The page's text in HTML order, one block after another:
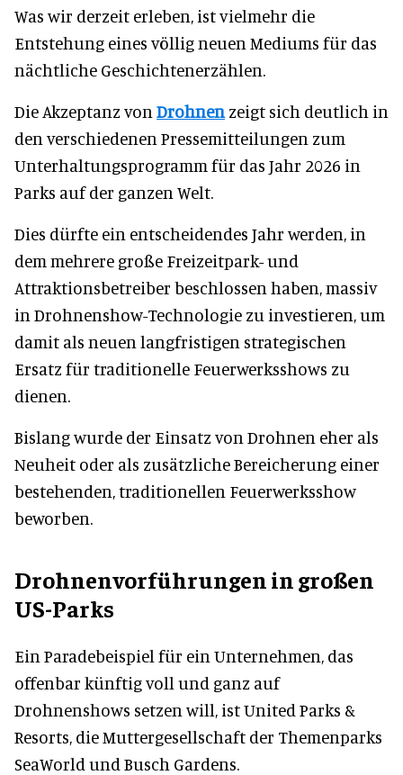
Was wir derzeit erleben, ist vielmehr die
Entstehung eines völlig neuen Mediums für das
nächtliche Geschichtenerzählen.
Die Akzeptanz von Drohnen zeigt sich deutlich in
den verschiedenen Pressemitteilungen zum
Unterhaltungsprogramm für das Jahr 2026 in
Parks auf der ganzen Welt.
Dies dürfte ein entscheidendes Jahr werden, in
dem mehrere große Freizeitpark- und
Attraktionsbetreiber beschlossen haben, massiv
in Drohnenshow-Technologie zu investieren, um
damit als neuen langfristigen strategischen
Ersatz für traditionelle Feuerwerksshows zu
dienen.
Bislang wurde der Einsatz von Drohnen eher als
Neuheit oder als zusätzliche Bereicherung einer
bestehenden, traditionellen Feuerwerksshow
beworben.
Drohnenvorführungen in großen
US-Parks
Ein Paradebeispiel für ein Unternehmen, das
offenbar künftig voll und ganz auf
Drohnenshows setzen will, ist United Parks &
Resorts, die Muttergesellschaft der Themenparks
SeaWorld und Busch Gardens.